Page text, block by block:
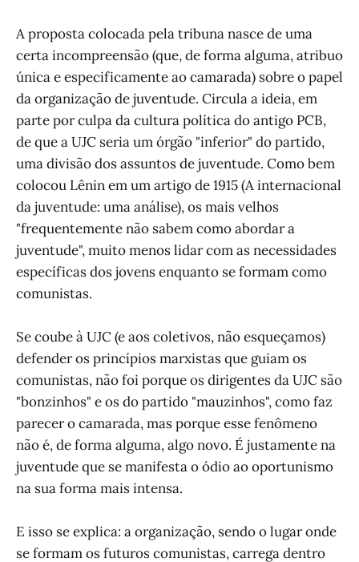
A proposta colocada pela tribuna nasce de uma
certa incompreensão (que, de forma alguma, atribuo
única e especificamente ao camarada) sobre o papel
da organização de juventude. Circula a ideia, em
parte por culpa da cultura política do antigo PCB,
de que a UJC seria um órgão "inferior" do partido,
uma divisão dos assuntos de juventude. Como bem
colocou Lênin em um artigo de 1915 (A internacional
da juventude: uma análise), os mais velhos
"frequentemente não sabem como abordar a
juventude", muito menos lidar com as necessidades
específicas dos jovens enquanto se formam como
comunistas.
Se coube à UJC (e aos coletivos, não esqueçamos)
defender os princípios marxistas que guiam os
comunistas, não foi porque os dirigentes da UJC são
"bonzinhos" e os do partido "mauzinhos", como faz
parecer o camarada, mas porque esse fenômeno
não é, de forma alguma, algo novo. É justamente na
juventude que se manifesta o ódio ao oportunismo
na sua forma mais intensa.
E isso se explica: a organização, sendo o lugar onde
se formam os futuros comunistas, carrega dentro